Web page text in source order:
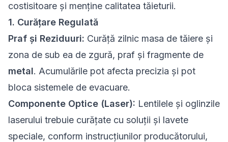
costisitoare și menține calitatea tăieturii.
1. Curățare Regulată
Praf și Reziduuri: Curăță zilnic masa de tăiere și
zona de sub ea de zgură, praf și fragmente de
metal. Acumulările pot afecta precizia și pot
bloca sistemele de evacuare.
Componente Optice (Laser): Lentilele și oglinzile
laserului trebuie curățate cu soluții și lavete
speciale, conform instrucțiunilor producătorului,